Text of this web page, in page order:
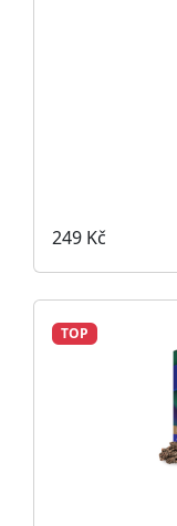
249 Kč
TOP